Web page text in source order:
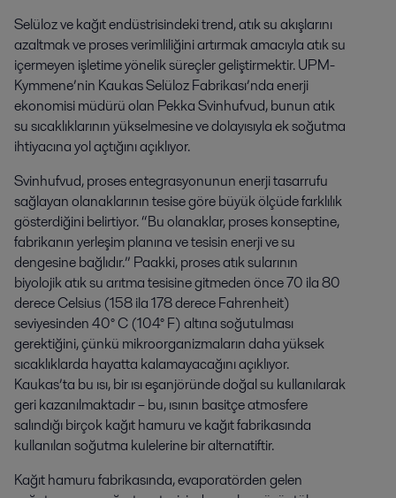
Selüloz ve kağıt endüstrisindeki trend, atık su akışlarını
azaltmak ve proses verimliliğini artırmak amacıyla atık su
içermeyen işletime yönelik süreçler geliştirmektir. UPM-
Kymmene’nin Kaukas Selüloz Fabrikası’nda enerji
ekonomisi müdürü olan Pekka Svinhufvud, bunun atık
su sıcaklıklarının yükselmesine ve dolayısıyla ek soğutma
ihtiyacına yol açtığını açıklıyor.
Svinhufvud, proses entegrasyonunun enerji tasarrufu
sağlayan olanaklarının tesise göre büyük ölçüde farklılık
gösterdiğini belirtiyor. “Bu olanaklar, proses konseptine,
fabrikanın yerleşim planına ve tesisin enerji ve su
dengesine bağlıdır.” Paakki, proses atık sularının
biyolojik atık su arıtma tesisine gitmeden önce 70 ila 80
derece Celsius (158 ila 178 derece Fahrenheit)
seviyesinden 40° C (104° F) altına soğutulması
gerektiğini, çünkü mikroorganizmaların daha yüksek
sıcaklıklarda hayatta kalamayacağını açıklıyor.
Kaukas’ta bu ısı, bir ısı eşanjöründe doğal su kullanılarak
geri kazanılmaktadır – bu, ısının basitçe atmosfere
salındığı birçok kağıt hamuru ve kağıt fabrikasında
kullanılan soğutma kulelerine bir alternatiftir.
Kağıt hamuru fabrikasında, evaporatörden gelen